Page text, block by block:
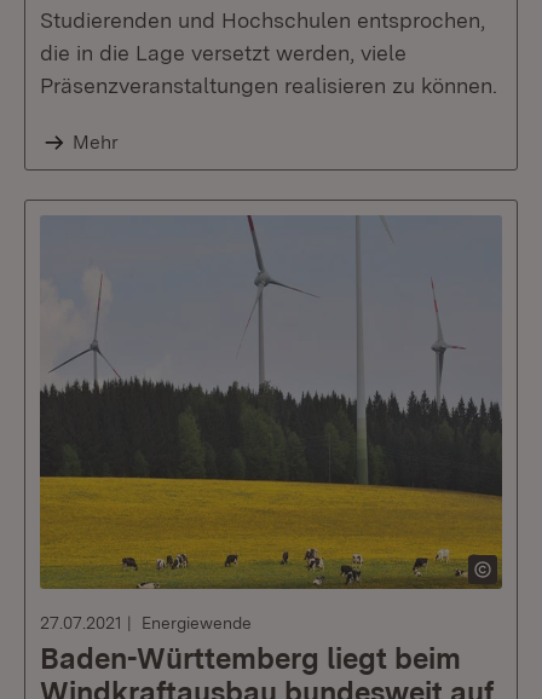
Studierenden und Hochschulen entsprochen,
die in die Lage versetzt werden, viele
Präsenzveranstaltungen realisieren zu können.
Mehr
27.07.2021 Energiewende
Baden-Württemberg liegt beim